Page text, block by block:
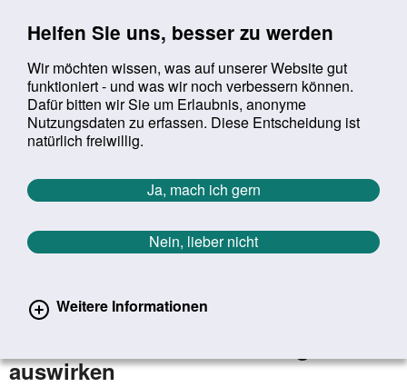
Helfen Sie uns, besser zu werden
Wir möchten wissen, was auf unserer Website gut
funktioniert - und was wir noch verbessern können.
Dafür bitten wir Sie um Erlaubnis, anonyme
Nutzungsdaten zu erfassen. Diese Entscheidung ist
natürlich freiwillig.
Ja, mach ich gern
Nein, lieber nicht
Weitere Informationen
Suchbegriff:
Sie befinden sich hier:
Startseite Aktuelles Aktuelle Meldungen
Aktuelle Meldungen
Zurück zur Übersicht erster
vorheriger
657/1627
Wie sich berufsbedingte
auswirken